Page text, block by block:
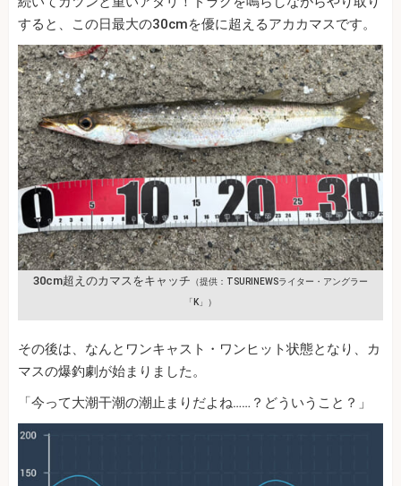
すると、この日最大の30cmを優に超えるアカカマスです。
30cm超えのカマスをキャッチ （提供：TSURINEWSライター・アングラー
「K」）
その後は、なんとワンキャスト・ワンヒット状態となり、カ
マスの爆釣劇が始まりました。
「今って大潮干潮の潮止まりだよね……？どういうこと？」